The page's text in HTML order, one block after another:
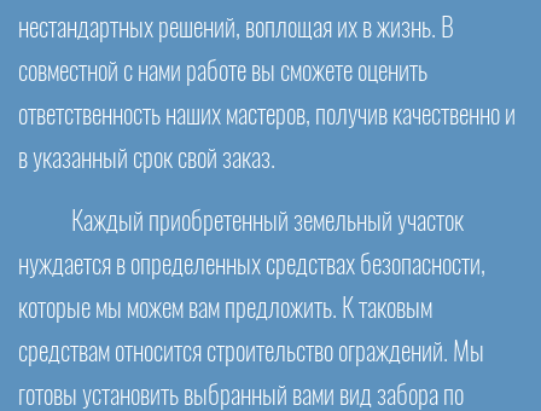
нестандартных решений, воплощая их в жизнь. В
совместной с нами работе вы сможете оценить
ответственность наших мастеров, получив качественно и
в указанный срок свой заказ.
Каждый приобретенный земельный участок
нуждается в определенных средствах безопасности,
которые мы можем вам предложить. К таковым
средствам относится строительство ограждений. Мы
готовы установить выбранный вами вид забора по